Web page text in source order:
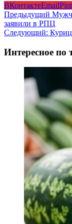
ВКонтактеEmail
Навигация
записи
Предыдущий
заявили в РПЦ
Следующий:
Интересное по